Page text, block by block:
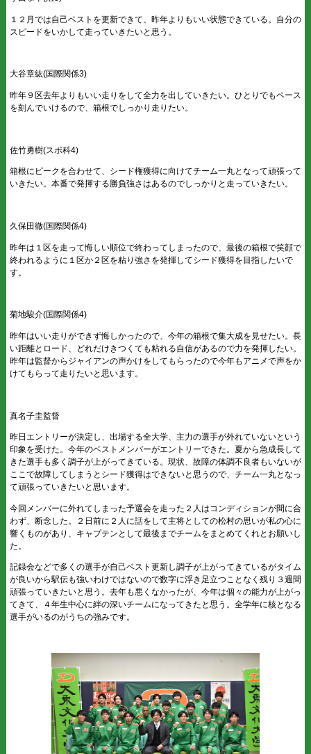
１２月では自己ベストを更新できて、昨年よりもいい状態できている。自分の
スピードをいかして走っていきたいと思う。
大谷章紘(国際関係3)
昨年９区去年よりもいい走りをして全力を出していきたい。ひとりでもペース
を刻んでいけるので、箱根でしっかり走りたい。
佐竹勇樹(スポ科4)
箱根にピークを合わせて、シード権獲得に向けてチーム一丸となって頑張って
いきたい。本番で発揮する勝負強さはあるのでしっかりと走っていきたい。
久保田徹(国際関係4)
昨年は１区を走って悔しい順位で終わってしまったので、最後の箱根で笑顔で
終われるように１区か２区を粘り強さを発揮してシード獲得を目指したいで
す。
菊地駿介(国際関係4)
昨年はいい走りができず悔しかったので、今年の箱根で集大成を見せたい。長
い距離とロード、どれだけきつくても粘れる自信があるので力を発揮したい。
昨年は監督からジャイアンの声かけをしてもらったので今年もアニメで声をか
けてもらって走りたいと思います。
真名子圭監督
昨日エントリーが決定し、出場する全大学、主力の選手が外れていないという
印象を受けた。今年のベストメンバーがエントリーできた。夏から急成長して
きた選手も多く調子が上がってきている。現状、故障の体調不良者もいないが
ここで故障してしまうとシード獲得はできないと思うので、チーム一丸となっ
て頑張っていきたいと思います。
今回メンバーに外れてしまった予選会を走った２人はコンディションが間に合
わず、断念した。２日前に２人に話をして主将としての松村の思いが私の心に
響くものがあり、キャプテンとして最後までチームをまとめてくれとお願いし
た。
記録会などで多くの選手が自己ベスト更新し調子が上がってきているがタイム
が良いから駅伝も強いわけではないので数字に浮き足立つことなく残り３週間
頑張っていきたいと思う。去年も悪くなかったが、今年は個々の能力が上がっ
てきて、４年生中心に絆の深いチームになってきたと思う。全学年に核となる
選手がいるのがうちの強みです。